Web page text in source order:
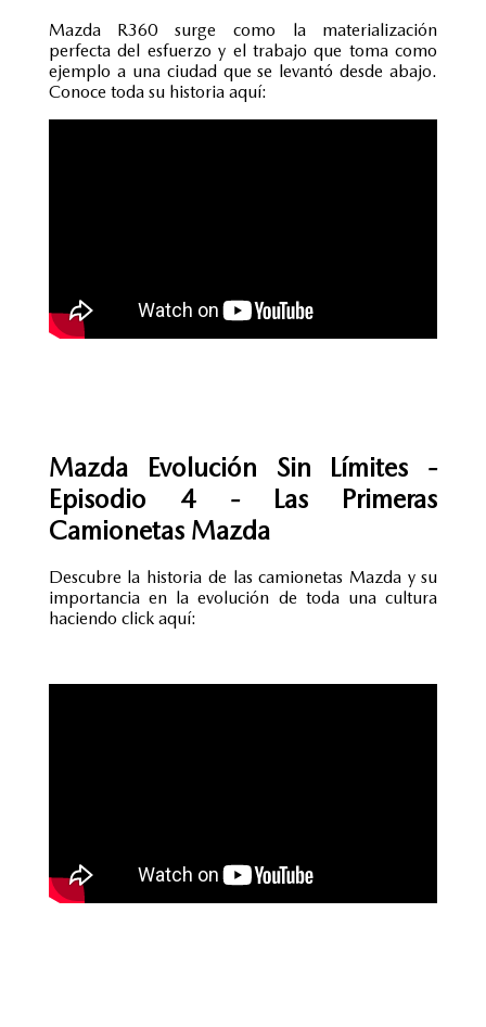
Mazda R360 surge como la materialización
perfecta del esfuerzo y el trabajo que toma como
ejemplo a una ciudad que se levantó desde abajo.
Conoce toda su historia aquí:
Mazda Evolución Sin Límites -
Episodio 4 - Las Primeras
Camionetas Mazda
Descubre la historia de las camionetas Mazda y su
importancia en la evolución de toda una cultura
haciendo click aquí: